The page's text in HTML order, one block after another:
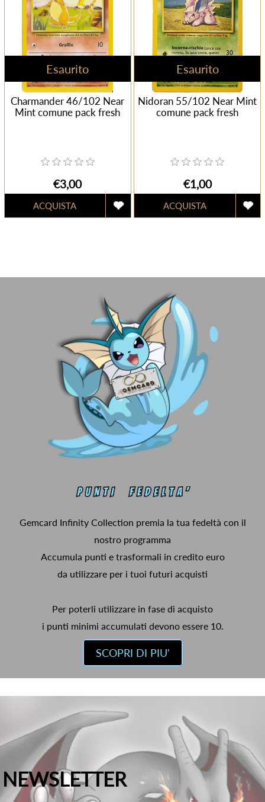
Esaurito
Charmander 46/102 Near
Mint comune pack fresh
€3,00
Esaurito
Nidoran 55/102 Near Mint
comune pack fresh
€1,00
Gemcard Infinity Collection premia la tua fedeltà con il
nostro programma
Accumula punti e trasformali in credito euro
da utilizzare per i tuoi futuri acquisti
Per poterli utilizzare in fase di acquisto
i punti minimi accumulati devono essere 10.
SCOPRI DI PIU'
NEWSLETTER